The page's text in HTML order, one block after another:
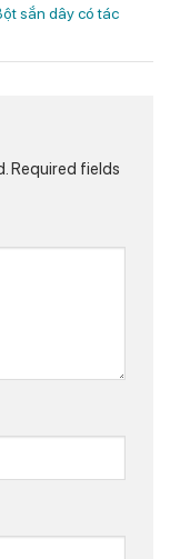
sắn dây có tác
Required fields